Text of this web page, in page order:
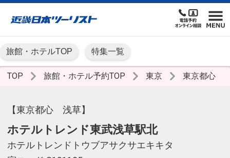
旅館・ホテルTOP 特集一覧
TOP 旅館・ホテル予約TOP 東京 東京都心
【東京都心 浅草】
ホテルトレンド東武浅草駅北
ホテルトレンドトウブアサクサエキキタ